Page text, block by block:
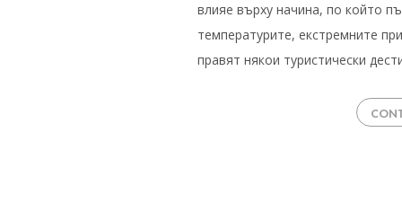
влияе върху начина, по който
температурите, екстремните
правят някои туристически